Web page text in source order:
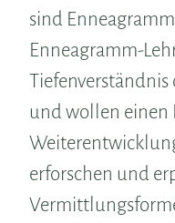
sind
Enneagramm-
Tiefenverständnis
und wollen einen
erforschen und